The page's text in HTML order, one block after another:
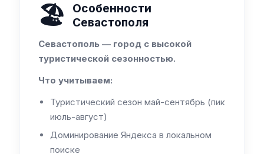
🏖️
Особенности
Севастополя
Севастополь — город с высокой
туристической сезонностью.
Что учитываем:
Туристический сезон май-сентябрь (пик
июль-август)
Доминирование Яндекса в локальном
поиске